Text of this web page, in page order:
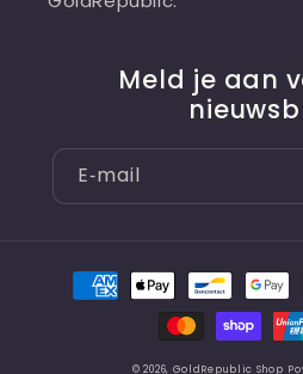
Meld je aan
E‑mail
Betaalmethoden
© 2026, GoldRepublic Shop